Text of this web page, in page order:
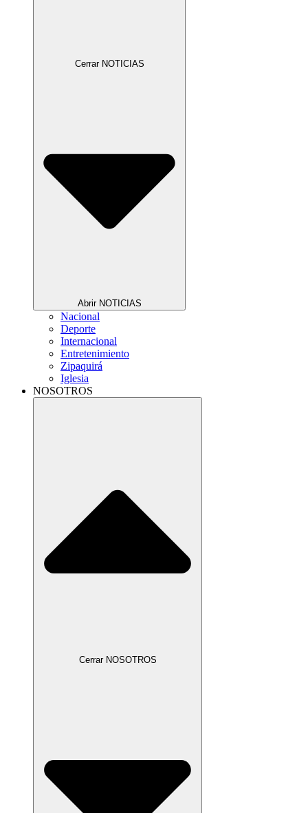
Cerrar NOTICIAS
Abrir NOTICIAS
Nacional
Deporte
Internacional
Entretenimiento
Zipaquirá
Iglesia
NOSOTROS
Cerrar NOSOTROS